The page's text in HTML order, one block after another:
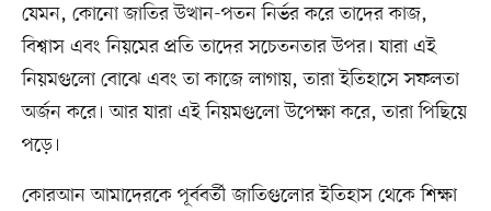
যেমন, কোনো জাতির উত্থান-পতন নির্ভর করে তাদের কাজ,
বিশ্বাস এবং নিয়মের প্রতি তাদের সচেতনতার উপর। যারা এই
নিয়মগুলো বোঝে এবং তা কাজে লাগায়, তারা ইতিহাসে সফলতা
অর্জন করে। আর যারা এই নিয়মগুলো উপেক্ষা করে, তারা পিছিয়ে
পড়ে।
কোরআন আমাদেরকে পূর্ববর্তী জাতিগুলোর ইতিহাস থেকে শিক্ষা